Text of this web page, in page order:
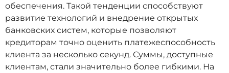
обеспечения. Такой тенденции способствуют
развитие технологий и внедрение открытых
банковских систем, которые позволяют
кредиторам точно оценить платежеспособность
клиента за несколько секунд. Суммы, доступные
клиентам, стали значительно более гибкими. На